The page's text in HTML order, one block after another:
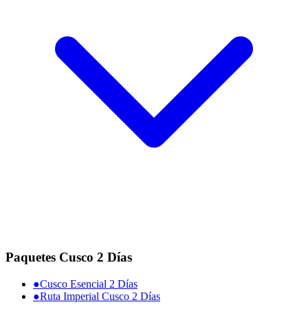
Paquetes Cusco 2 Días
●Cusco Esencial 2 Días
●Ruta Imperial Cusco 2 Días